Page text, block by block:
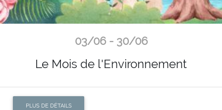
03/06 - 30/06
Le Mois de l'Environnement
PLUS DE DÉTAILS